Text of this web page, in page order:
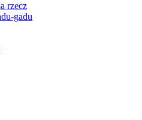
rzecz
gadu